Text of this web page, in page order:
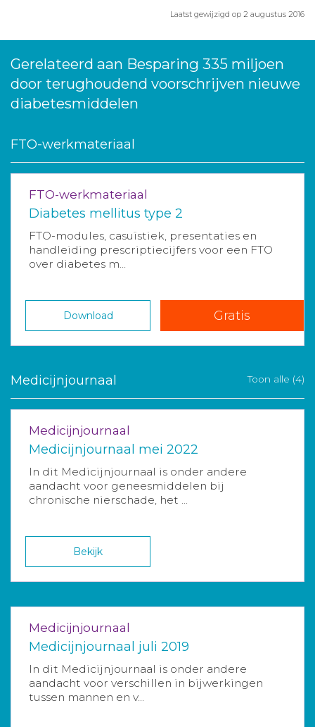
Laatst gewijzigd op 2 augustus 2016
Gerelateerd aan Besparing 335 miljoen
door terughoudend voorschrijven nieuwe
diabetesmiddelen
FTO-werkmateriaal
FTO-werkmateriaal
Diabetes mellitus type 2
FTO-modules, casuïstiek, presentaties en
handleiding prescriptiecijfers voor een FTO
over diabetes m...
Download Gratis
Medicijnjournaal Toon alle (4)
Medicijnjournaal
Medicijnjournaal mei 2022
In dit Medicijnjournaal is onder andere
aandacht voor geneesmiddelen bij
chronische nierschade, het ...
Bekijk
Medicijnjournaal
Medicijnjournaal juli 2019
In dit Medicijnjournaal is onder andere
aandacht voor verschillen in bijwerkingen
tussen mannen en v...